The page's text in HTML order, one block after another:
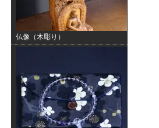
仏像（木彫り）